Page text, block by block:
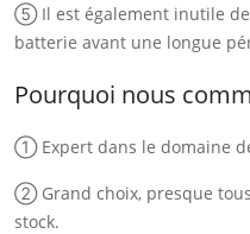
⑤ Il est également inutile
batterie avant une longue
Pourquoi nous
① Expert dans le domaine
② Grand choix, presque
stock.